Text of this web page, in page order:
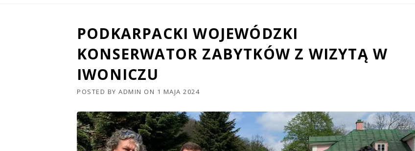
PODKARPACKI WOJEWÓDZKI
KONSERWATOR ZABYTKÓW Z WIZYTĄ W
IWONICZU
POSTED BY ADMIN ON 1 MAJA 2024